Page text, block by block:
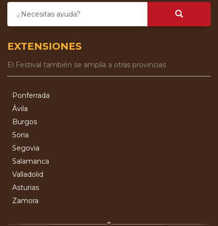
¿Necesitas ayuda?
EXTENSIONES
El Festival también se amplía a otras provincias
Ponferrada
Ávila
Burgos
Soria
Segovia
Salamanca
Valladolid
Asturias
Zamora